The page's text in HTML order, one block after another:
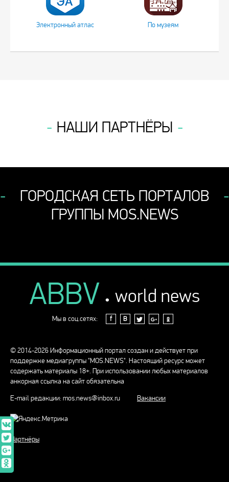
Электронный атлас По музеям
НАШИ ПАРТНЁРЫ
ГОРОДСКАЯ СЕТЬ ПОРТАЛОВ
ГРУППЫ MOS.NEWS
ABBV . world news
Мы в соц.сетях: f В
© 2014-2026 Информационный портал создан и действует при
поддержке медиагруппы "MOS.NEWS". Настоящий ресурс может
содержать материалы 18+. При использовании любых материалов
анкорная ссылка на сайт обязательна
E-mail редакции:mos.news@inbox.ru Вакансии
Партнёры